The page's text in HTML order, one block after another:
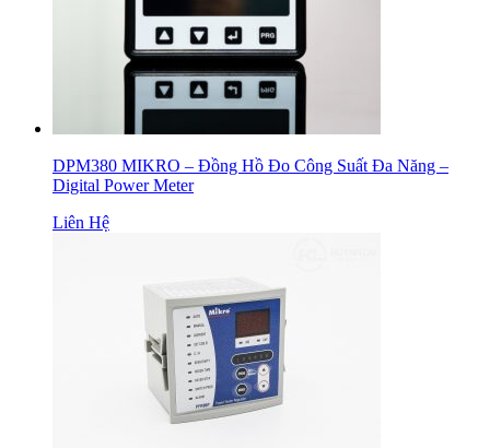
DPM380 MIKRO – Đồng Hồ Đo Công Suất Đa Năng –
Digital Power Meter
Liên Hệ